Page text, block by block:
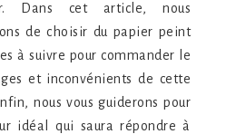
Dans cet article, nous
de choisir du papier peint
à suivre pour commander le
et inconvénients de cette
nous vous guiderons pour
idéal qui saura répondre à